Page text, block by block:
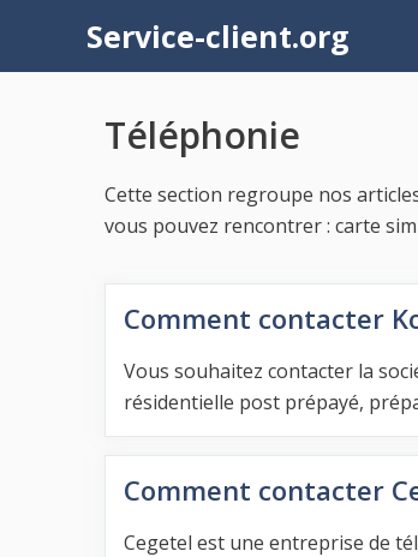
contenu
Service-client.org
Téléphonie
Cette section regroupe nos
vous pouvez rencontrer : carte
Comment contacter
Vous souhaitez contacter la
résidentielle post prépayé,
Comment contacter
Cegetel est une entreprise de